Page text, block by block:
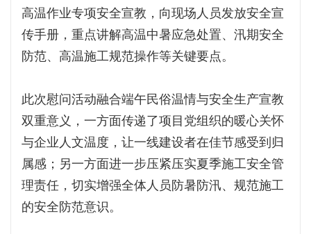
高温作业专项安全宣教，向现场人员发放安全宣
传手册，重点讲解高温中暑应急处置、汛期安全
防范、高温施工规范操作等关键要点。
此次慰问活动融合端午民俗温情与安全生产宣教
双重意义，一方面传递了项目党组织的暖心关怀
与企业人文温度，让一线建设者在佳节感受到归
属感；另一方面进一步压紧压实夏季施工安全管
理责任，切实增强全体人员防暑防汛、规范施工
的安全防范意识。